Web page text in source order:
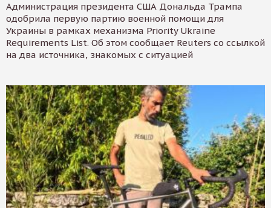
Администрация президента США Дональда Трампа
одобрила первую партию военной помощи для
Украины в рамках механизма Priority Ukraine
Requirements List. Об этом сообщает Reuters со ссылкой
на два источника, знакомых с ситуацией